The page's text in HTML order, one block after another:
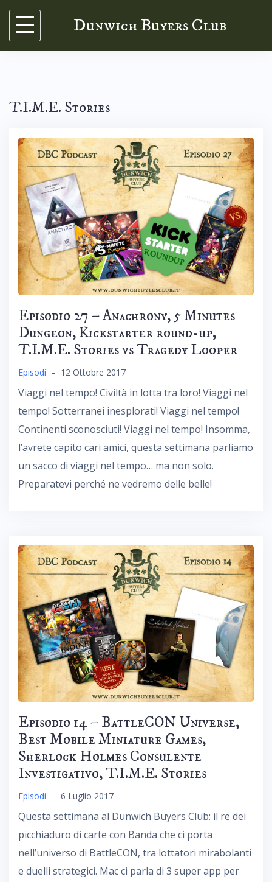
Skip
content
Dunwich Buyers Club
T.I.M.E. Stories
Episodio 27 – Anachrony, 5 Minutes
Dungeon, Kickstarter round-up,
T.I.M.E. Stories vs Tragedy Looper
Episodi – 12 Ottobre 2017
Viaggi nel tempo! Civiltà in lotta tra loro! Viaggi nel
tempo! Sotterranei inesplorati! Viaggi nel tempo!
Continenti sconosciuti! Viaggi nel tempo! Insomma,
l’avrete capito cari amici, questa settimana parliamo
un sacco di viaggi nel tempo… ma non solo.
Preparatevi perché ne vedremo delle belle!
Episodio 14 – BattleCON Universe,
Best Mobile Miniature Games,
Sherlock Holmes Consulente
Investigativo, T.I.M.E. Stories
Episodi – 6 Luglio 2017
Questa settimana al Dunwich Buyers Club: il re dei
picchiaduro di carte con Banda che ci porta
nell’universo di BattleCON, tra lottatori mirabolanti
e duelli strategici. Mac ci parla di 3 super app per